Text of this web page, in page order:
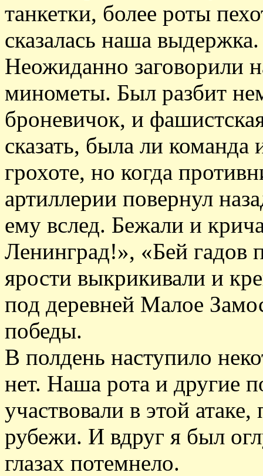
танкетки, более роты
сказалась наша
Неожиданно заговорили
минометы. Был разбит
броневичок, и
сказать, была ли
грохоте, но когда
артиллерии повернул
ему вслед. Бежали и
Ленинград!», «Бей гадов
ярости выкрикивали и
под деревней Малое
победы.
В полдень наступило
нет. Наша рота и другие
участвовали в этой
рубежи. И вдруг я был
глазах потемнело.